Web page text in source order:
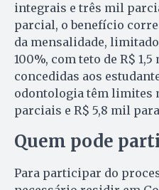
integrais e três mil
parcial, o benefício
da mensalidade,
100%, com teto de R$ 1,5
concedidas aos
odontologia têm limites
parciais e R$ 5,8 mil
Quem pode
Para participar do